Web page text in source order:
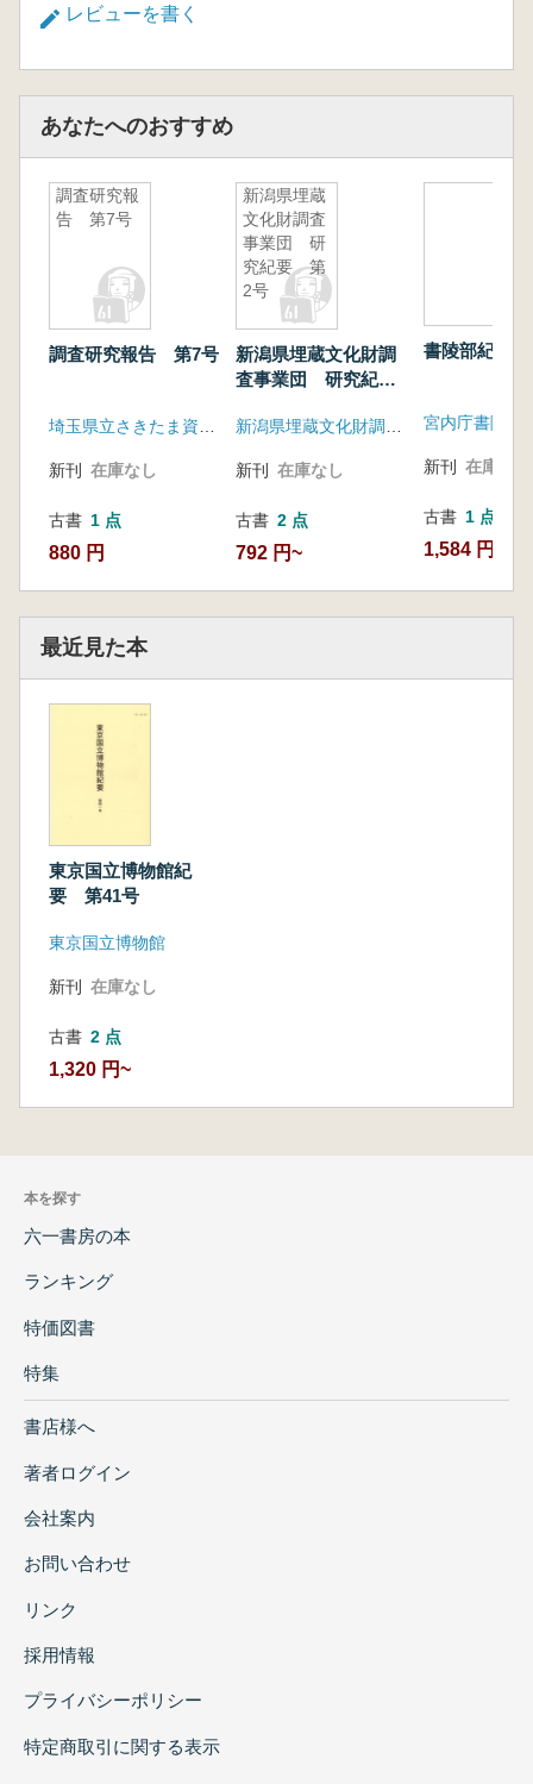
レビューを書く
あなたへのおすすめ
調査研究報
告 第7号
調査研究報告 第7号
新刊 在庫なし
古書 1 点
880 円
新潟県埋蔵
文化財調査
事業団 研
究紀要 第
2号
新潟県埋蔵文化財調
査事業団 研究紀
新刊 在庫なし
古書 2 点
792 円~
書陵部紀要
宮内庁書陵部
新刊 在庫なし
古書 1 点
1,584 円
最近見た本
東京国立博物館紀
要 第41号
東京国立博物館
新刊 在庫なし
古書 2 点
1,320 円~
本を探す
六一書房の本
ランキング
特価図書
特集
書店様へ
著者ログイン
会社案内
お問い合わせ
リンク
採用情報
プライバシーポリシー
特定商取引に関する表示